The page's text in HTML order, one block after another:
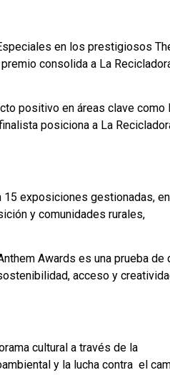
en los prestigiosos
consolida a La
positivo en áreas clave como
posiciona a La
15 exposiciones gestionadas,
y comunidades rurales,
Awards es una prueba de
acceso y
cultural a través de la
y la lucha contra el